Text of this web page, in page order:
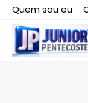
Quem sou eu
Editor